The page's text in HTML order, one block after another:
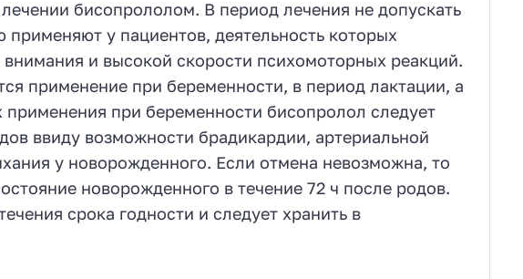
лечении бисопрололом. В период лечения не допускать
у пациентов, деятельность которых
и высокой скорости психомоторных реакций.
применение при беременности, в период лактации, а
при беременности бисопролол следует
ввиду возможности брадикардии, артериальной
у новорожденного. Если отмена невозможна, то
новорожденного в течение 72 ч после родов.
срока годности и следует хранить в